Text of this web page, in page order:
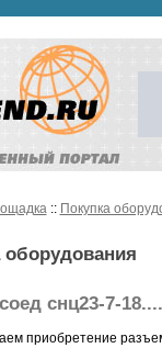
:: Покупка
оборудования
снц23-7-
приобретение